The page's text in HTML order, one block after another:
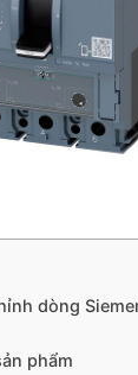
dòng
phẩm